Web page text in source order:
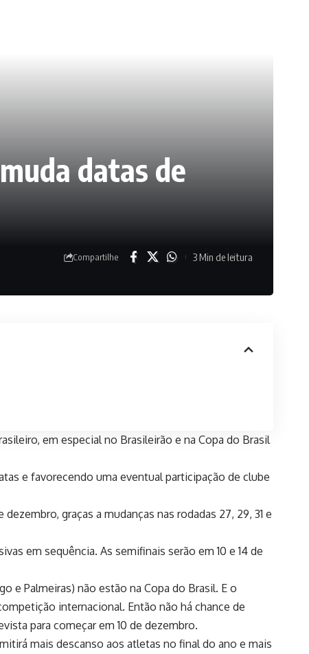
datas de
Compartilhe 3 Min de leitura
em especial no Brasileirão e na Copa do Brasil
e favorecendo uma eventual participação de clube
graças a mudanças nas rodadas 27, 29, 31 e
em sequência. As semifinais serão em 10 e 14 de
e Palmeiras) não estão na Copa do Brasil. E o
internacional. Então não há chance de
para começar em 10 de dezembro.
mais descanso aos atletas no final do ano e mais